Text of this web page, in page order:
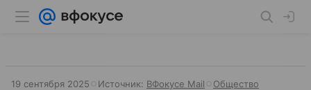
19 сентября 2025 Источник: ВФокусе Mail Общество